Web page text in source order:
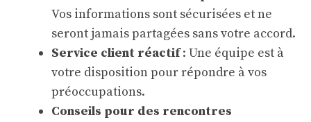
Vos informations sont sécurisées et ne
seront jamais partagées sans votre accord.
Service client réactif: Une équipe est à
votre disposition pour répondre à vos
préoccupations.
Conseils pour des rencontres